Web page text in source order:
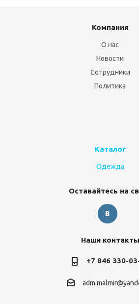
Компания
О нас
Новости
Сотрудники
Политика
Каталог
Одежда
Оставайтесь на
Наши контакты
+7 846 330-